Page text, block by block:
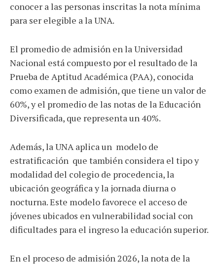
conocer a las personas inscritas la nota mínima
para ser elegible a la UNA.
El promedio de admisión en la Universidad
Nacional está compuesto por el resultado de la
Prueba de Aptitud Académica (PAA), conocida
como examen de admisión, que tiene un valor de
60%, y el promedio de las notas de la Educación
Diversificada, que representa un 40%.
Además, la UNA aplica un modelo de
estratificación que también considera el tipo y
modalidad del colegio de procedencia, la
ubicación geográfica y la jornada diurna o
nocturna. Este modelo favorece el acceso de
jóvenes ubicados en vulnerabilidad social con
dificultades para el ingreso la educación superior.
En el proceso de admisión 2026, la nota de la